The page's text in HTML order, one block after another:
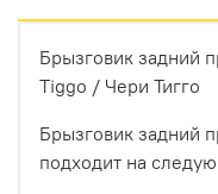
Брызговик задний
Tiggo / Чери Тигго
Брызговик задний
подходит на